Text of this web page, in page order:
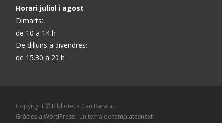
Horari juliol i agost
Dimarts:
de 10 a 14 h
De dilluns a divendres:
de 15.30 a 20 h
Copyright © Biblioteca Can Baratau
Gràcies a WordPress , un tema de templatesnext